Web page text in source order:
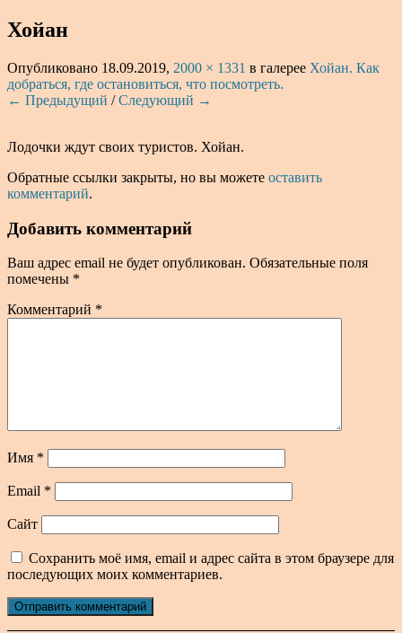
Хойан
Опубликовано 18.09.2019, 2000 × 1331 в галерее Хойан. Как
добраться, где остановиться, что посмотреть.
← Предыдущий /Следующий →
Лодочки ждут своих туристов. Хойан.
Обратные ссылки закрыты, но вы можете оставить
комментарий.
Добавить комментарий
Ваш адрес email не будет опубликован. Обязательные поля
помечены *
Комментарий *
Имя *
Email *
Сайт
Сохранить моё имя, email и адрес сайта в этом браузере для
последующих моих комментариев.